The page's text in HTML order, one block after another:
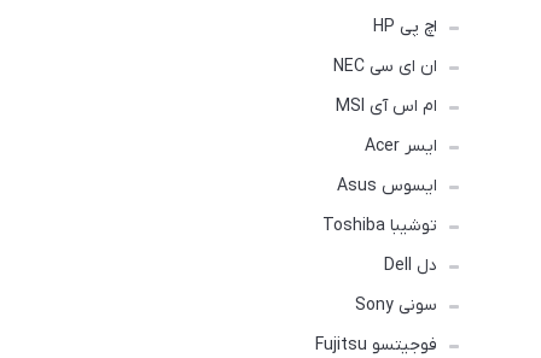
اچ پی HP
ان ای سی NEC
ام اس آی MSI
ایسر Acer
ایسوس Asus
توشیبا Toshiba
دل Dell
سونی Sony
فوجیتسو Fujitsu